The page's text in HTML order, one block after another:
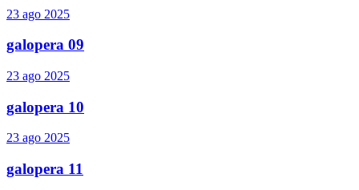
23 ago 2025
galopera 09
23 ago 2025
galopera 10
23 ago 2025
galopera 11